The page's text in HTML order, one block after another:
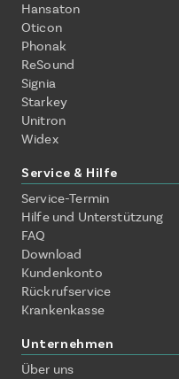
Hansaton
Oticon
Phonak
ReSound
Signia
Starkey
Unitron
Widex
Service & Hilfe
Service-Termin
Hilfe und Unterstützung
FAQ
Download
Kundenkonto
Rückrufservice
Krankenkasse
Unternehmen
Über uns